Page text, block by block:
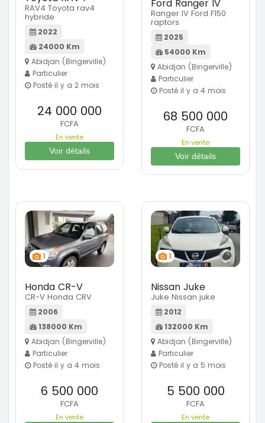
RAV4 Toyota rav4
hybride
2022
24000 Km
Abidjan (Bingerville)
Particulier
Posté il y a 2 mois
24 000 000
FCFA
En vente
Voir détails
Ford Ranger IV
Ranger IV Ford F150
raptors
2025
54000 Km
Abidjan (Bingerville)
Particulier
Posté il y a 4 mois
68 500 000
FCFA
En vente
Voir détails
1
Honda CR-V
CR-V Honda CRV
2006
138000 Km
Abidjan (Bingerville)
Particulier
Posté il y a 4 mois
6 500 000
FCFA
En vente
1
Nissan Juke
Juke Nissan juke
2012
132000 Km
Abidjan (Bingerville)
Particulier
Posté il y a 5 mois
5 500 000
FCFA
En vente